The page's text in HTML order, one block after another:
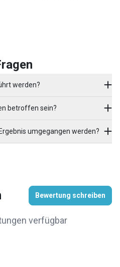
werden?
betroffen sein?
umgegangen werden?
Bewertung schreiben
verfügbar